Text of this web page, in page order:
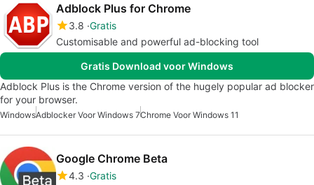
Adblock Plus for Chrome
3.8 Gratis
Customisable and powerful ad-blocking tool
Gratis Download voor Windows
Adblock Plus is the Chrome version of the hugely popular ad blocker
for your browser.
WindowsAdblocker Voor Windows 7Chrome Voor Windows 11
Google Chrome Beta
4.3 Gratis